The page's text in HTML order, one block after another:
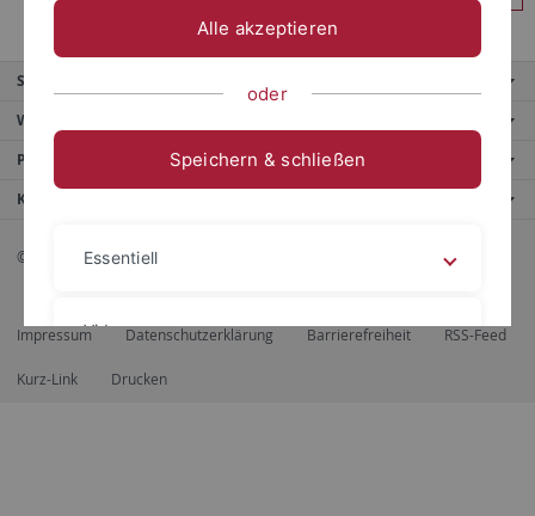
Service
Weitere Angebote
Portale
Kontaktinfo
© 2026 Eberhard Karls Universität Tübingen, Tübingen
Impressum Datenschutzerklärung Barrierefreiheit RSS-Feed
Kurz-Link Drucken
Alle akzeptieren
oder
Speichern & schließen
Essentiell
Videos